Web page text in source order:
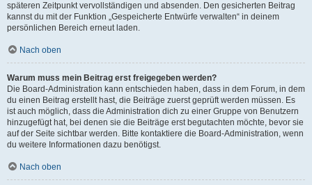
späteren Zeitpunkt vervollständigen und absenden. Den gesicherten Beitrag
kannst du mit der Funktion „Gespeicherte Entwürfe verwalten“ in deinem
persönlichen Bereich erneut laden.
Nach oben
Warum muss mein Beitrag erst freigegeben werden?
Die Board-Administration kann entschieden haben, dass in dem Forum, in dem
du einen Beitrag erstellt hast, die Beiträge zuerst geprüft werden müssen. Es
ist auch möglich, dass die Administration dich zu einer Gruppe von Benutzern
hinzugefügt hat, bei denen sie die Beiträge erst begutachten möchte, bevor sie
auf der Seite sichtbar werden. Bitte kontaktiere die Board-Administration, wenn
du weitere Informationen dazu benötigst.
Nach oben